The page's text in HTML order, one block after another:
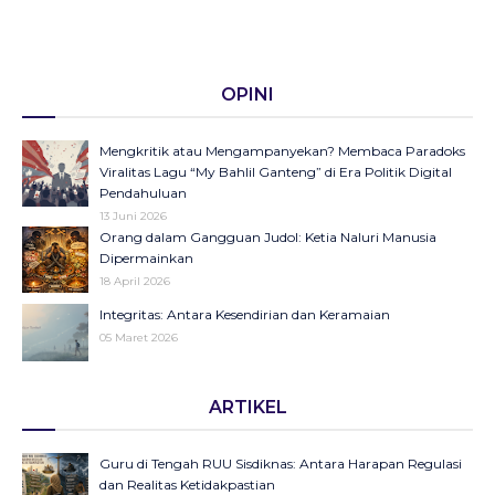
OPINI
Mengkritik atau Mengampanyekan? Membaca Paradoks
Viralitas Lagu “My Bahlil Ganteng” di Era Politik Digital
Pendahuluan
13 Juni 2026
Orang dalam Gangguan Judol: Ketia Naluri Manusia
Dipermainkan
18 April 2026
Integritas: Antara Kesendirian dan Keramaian
05 Maret 2026
Panggung Radio Serta Podcast sebagai Seruan Kesehatan
23 Desember 2025
Objektifikasi di Balik Fenomena Akun ‘UIN WS Cantik’ dan
ARTIKEL
Guru di Tengah RUU Sisdiknas: Antara Harapan Regulasi
dan Realitas Ketidakpastian